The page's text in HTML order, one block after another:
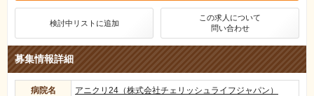
検討中リストに追加
この求人について
問い合わせ
募集情報詳細
病院名 アニクリ24（株式会社チェリッシュライフジャパン）